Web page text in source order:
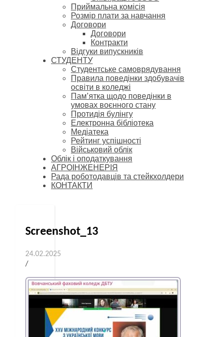
Приймальна комісія
Розмір плати за навчання
Договори
Договори
Контракти
Відгуки випускників
СТУДЕНТУ
Cтудентське самоврядування
Правила поведінки здобувачів
освіти в коледжі
Пам’ятка щодо поведінки в
умовах воєнного стану
Протидія булінгу
Електронна бібліотека
Медіатека
Рейтинг успішності
Військовий облік
Облік і оподаткування
АГРОІНЖЕНЕРІЯ
Рада роботодавців та стейкхолдери
КОНТАКТИ
Screenshot_13
24.02.2025
/